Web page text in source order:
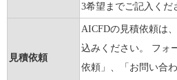
3希望までご記入くだ
見積依頼
AICFDの見積依頼は
込みください。 フォ
依頼」、「お問い合